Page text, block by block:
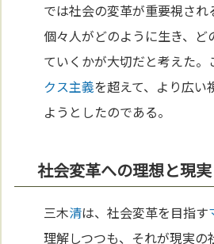
では社会の変革が重要視さ
個々人がどのように生き、ど
ていくかが大切だと考えた。
クス主義を超えて、より広い
ようとしたのである。
社会変革への理想と現実
三木清は、社会変革を目指す
理解しつつも、それが現実の